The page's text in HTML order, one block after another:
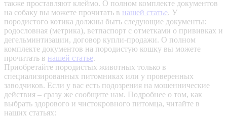
также проставляют клеймо. О полном комплекте документов
на собаку вы можете прочитать в нашей статье. У
породистого котика должны быть следующие документы:
родословная (метрика), ветпаспорт с отметками о прививках и
дегельминтизации, договор купли-продажи. О полном
комплекте документов на породистую кошку вы можете
прочитать в нашей статье.
Приобретайте породистых животных только в
специализированных питомниках или у проверенных
заводчиков. Если у вас есть подозрения на мошеннические
действия – сразу же сообщите нам. Подробнее о том, как
выбрать здорового и чистокровного питомца, читайте в
наших статьях: